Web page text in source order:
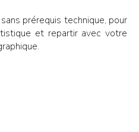
prérequis technique, pour
et repartir avec votre